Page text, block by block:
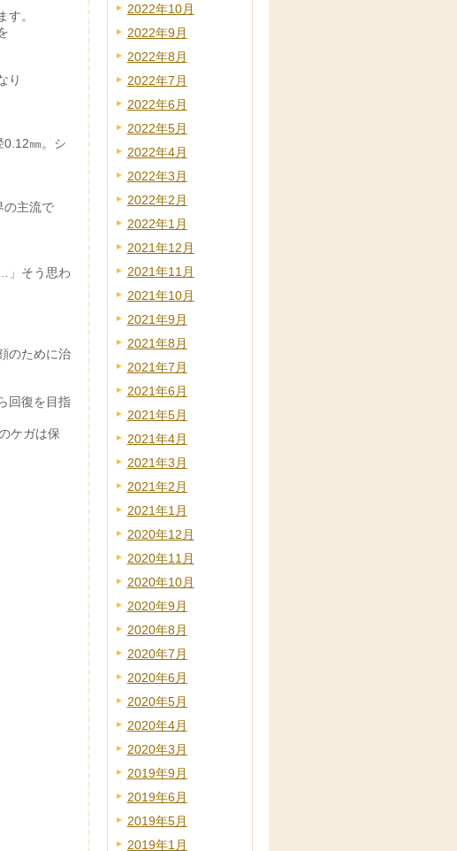
。
り
0.12㎜。シ
の主流で
」そう思わ
のために治
回復を目指
ケガは保
2022年10月
2022年9月
2022年8月
2022年7月
2022年6月
2022年5月
2022年4月
2022年3月
2022年2月
2022年1月
2021年12月
2021年11月
2021年10月
2021年9月
2021年8月
2021年7月
2021年6月
2021年5月
2021年4月
2021年3月
2021年2月
2021年1月
2020年12月
2020年11月
2020年10月
2020年9月
2020年8月
2020年7月
2020年6月
2020年5月
2020年4月
2020年3月
2019年9月
2019年6月
2019年5月
2019年1月